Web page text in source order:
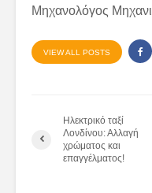
Μηχανολόγος
VIEW ALL POSTS
Ηλεκτρικό ταξί
Λονδίνου: Αλλαγή
χρώματος και
επαγγέλματος!